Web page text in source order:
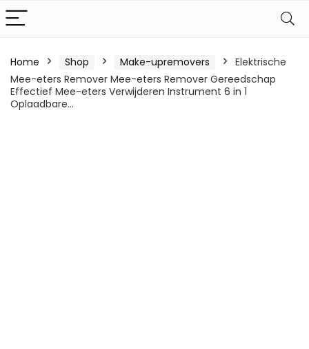
Home Shop Make-upremovers
Elektrische
Mee-eters Remover Mee-eters Remover Gereedschap
Effectief Mee-eters Verwijderen Instrument 6 in 1
Oplaadbare…